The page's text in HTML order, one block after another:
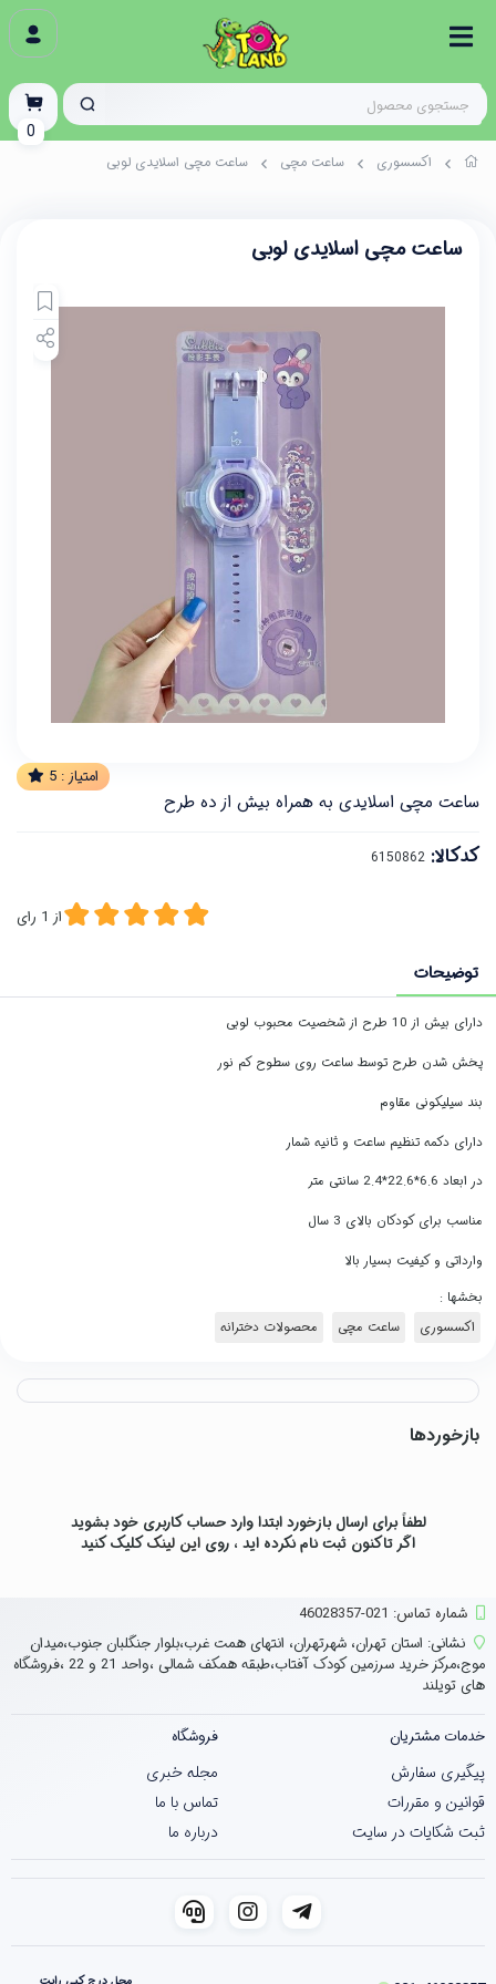
اکسسوری ساعت مچی ساعت مچی اسلایدی لوبی
ساعت مچی اسلایدی لوبی
امتیاز : 5
ساعت مچی اسلایدی به همراه بیش از ده طرح
کدکالا:
از 1 رای
توضیحات
دارای بیش از 10 طرح از شخصیت محبوب لوبی
پخش شدن طرح توسط ساعت روی سطوح کم نور
بند سیلیکونی مقاوم
دارای دکمه تنظیم ساعت و ثانیه شمار
در ابعاد 6.6*22.6*2.4 سانتی متر
مناسب برای کودکان بالای 3 سال
وارداتی و کیفیت بسیار بالا
بخشها :
اکسسوری
ساعت مچی محصولات دخترانه
بازخوردها
لطفاً برای ارسال بازخورد ابتدا وارد حساب کاربری خود بشوید
اگر تاکنون ثبت نام نکرده اید ، روی این لینککلیک کنید
شماره تماس‌: 021-46028357
نشانی: استان تهران، شهرتهران، انتهای همت غرب،بلوار جنگلبان جنوب،میدان
موج،مرکز خرید سرزمین کودک آفتاب،طبقه همکف شمالی ،واحد 21 و 22 ،فروشگاه
های تویلند
خدمات مشتریان
پیگیری سفارش
قوانین و مقررات
ثبت شکایات در سایت
فروشگاه
مجله خبری
تماس با ما
درباره ما
0